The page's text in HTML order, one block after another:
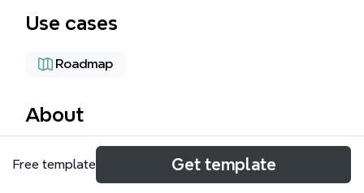
Use cases
Roadmap
About
Das ePortfolio am StS GymFD ist eine Strategie zur
Einführung von ePortfolios am Studienseminar für
Free template Get template